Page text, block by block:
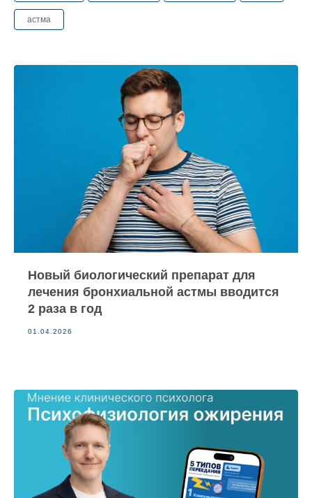
астма
Новый биологический препарат для
лечения бронхиальной астмы вводится
2 раза в год
01.04.2026